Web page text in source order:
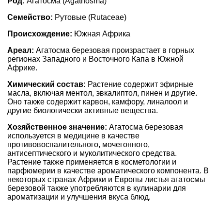
Семейство: Рутовые (Rutaceae)
Происхождение: Южная Африка
Ареал: Агатосма березовая произрастает в горных
регионах Западного и Восточного Капа в Южной
Африке.
Химический состав: Растение содержит эфирные
масла, включая ментол, эвкалиптол, пинен и другие.
Оно также содержит карвон, камфору, линалоол и
другие биологически активные вещества.
Хозяйственное значение: Агатосма березовая
используется в медицине в качестве
противовоспалительного, мочегонного,
антисептического и муколитического средства.
Растение также применяется в косметологии и
парфюмерии в качестве ароматического компонента. В
некоторых странах Африки и Европы листья агатосмы
березовой также употребляются в кулинарии для
ароматизации и улучшения вкуса блюд.